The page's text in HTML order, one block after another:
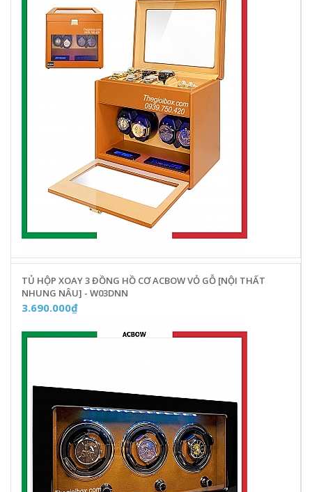
TỦ HỘP XOAY 3 ĐỒNG HỒ CƠ ACBOW VỎ GỖ [NỘI THẤT
NHUNG NÂU] - W03DNN
3.690.000₫